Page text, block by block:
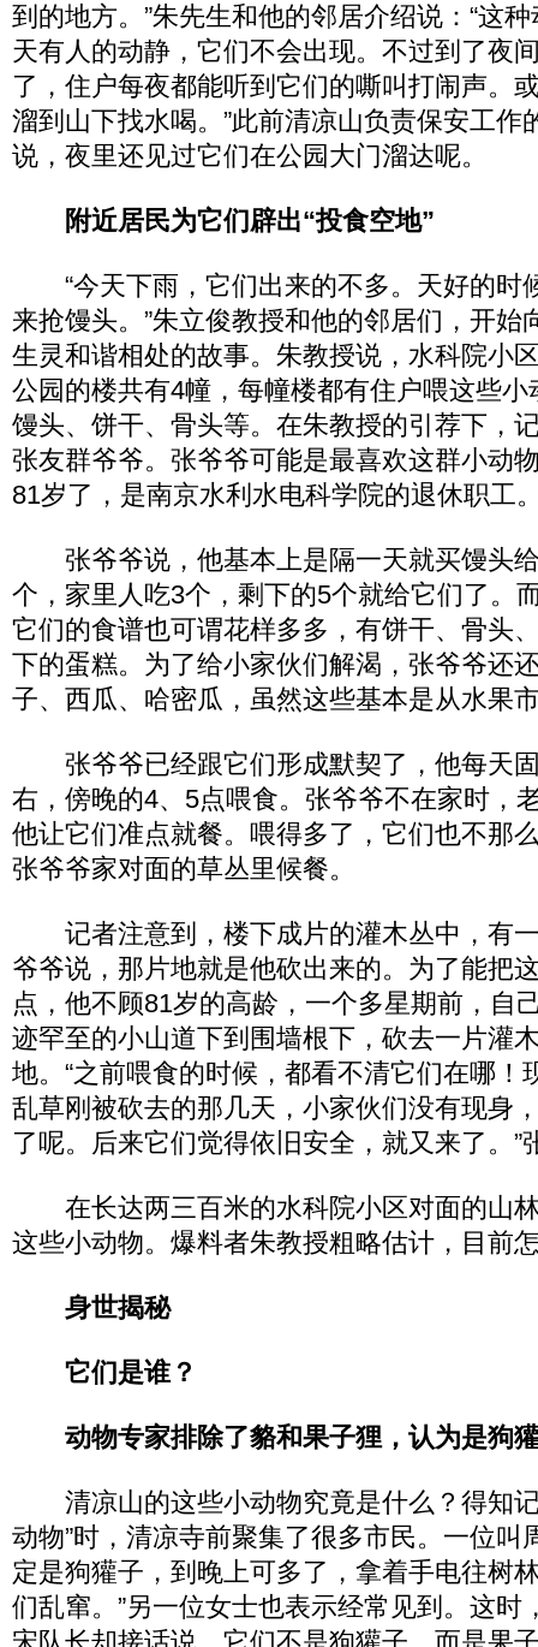
到的地方。”朱先生和他的邻居介绍说：“这
天有人的动静，它们不会出现。不过到了夜
了，住户每夜都能听到它们的嘶叫打闹声。
溜到山下找水喝。”此前清凉山负责保安工作
说，夜里还见过它们在公园大门溜达呢。
附近居民为它们辟出“投食空地”
“今天下雨，它们出来的不多。天好的时
来抢馒头。”朱立俊教授和他的邻居们，开始
生灵和谐相处的故事。朱教授说，水科院小
公园的楼共有4幢，每幢楼都有住户喂这些
馒头、饼干、骨头等。在朱教授的引荐下，
张友群爷爷。张爷爷可能是最喜欢这群小动
81岁了，是南京水利水电科学院的退休职工
张爷爷说，他基本上是隔一天就买馒头
个，家里人吃3个，剩下的5个就给它们了。
它们的食谱也可谓花样多多，有饼干、骨头
下的蛋糕。为了给小家伙们解渴，张爷爷还
子、西瓜、哈密瓜，虽然这些基本是从水果
张爷爷已经跟它们形成默契了，他每天
右，傍晚的4、5点喂食。张爷爷不在家时，
他让它们准点就餐。喂得多了，它们也不那
张爷爷家对面的草丛里候餐。
记者注意到，楼下成片的灌木丛中，有
爷爷说，那片地就是他砍出来的。为了能把
点，他不顾81岁的高龄，一个多星期前，自
迹罕至的小山道下到围墙根下，砍去一片灌
地。“之前喂食的时候，都看不清它们在哪！
乱草刚被砍去的那几天，小家伙们没有现身
了呢。后来它们觉得依旧安全，就又来了。”
在长达两三百米的水科院小区对面的山
这些小动物。爆料者朱教授粗略估计，目前
身世揭秘
它们是谁？
动物专家排除了貉和果子狸，认为是狗
清凉山的这些小动物究竟是什么？得知记
动物”时，清凉寺前聚集了很多市民。一位叫
定是狗獾子，到晚上可多了，拿着手电往树
们乱窜。”另一位女士也表示经常见到。这时